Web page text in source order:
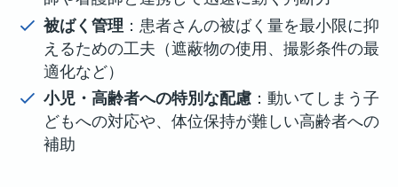
被ばく管理 ：患者さんの被ばく量を最小限に抑
えるための工夫（遮蔽物の使用、撮影条件の最
適化など）
小児・高齢者への特別な配慮 ：動いてしまう子
どもへの対応や、体位保持が難しい高齢者への
補助